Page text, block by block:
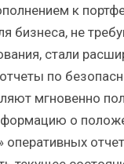
к
бизнеса, не
стали
по
мгновенно
о
оперативных